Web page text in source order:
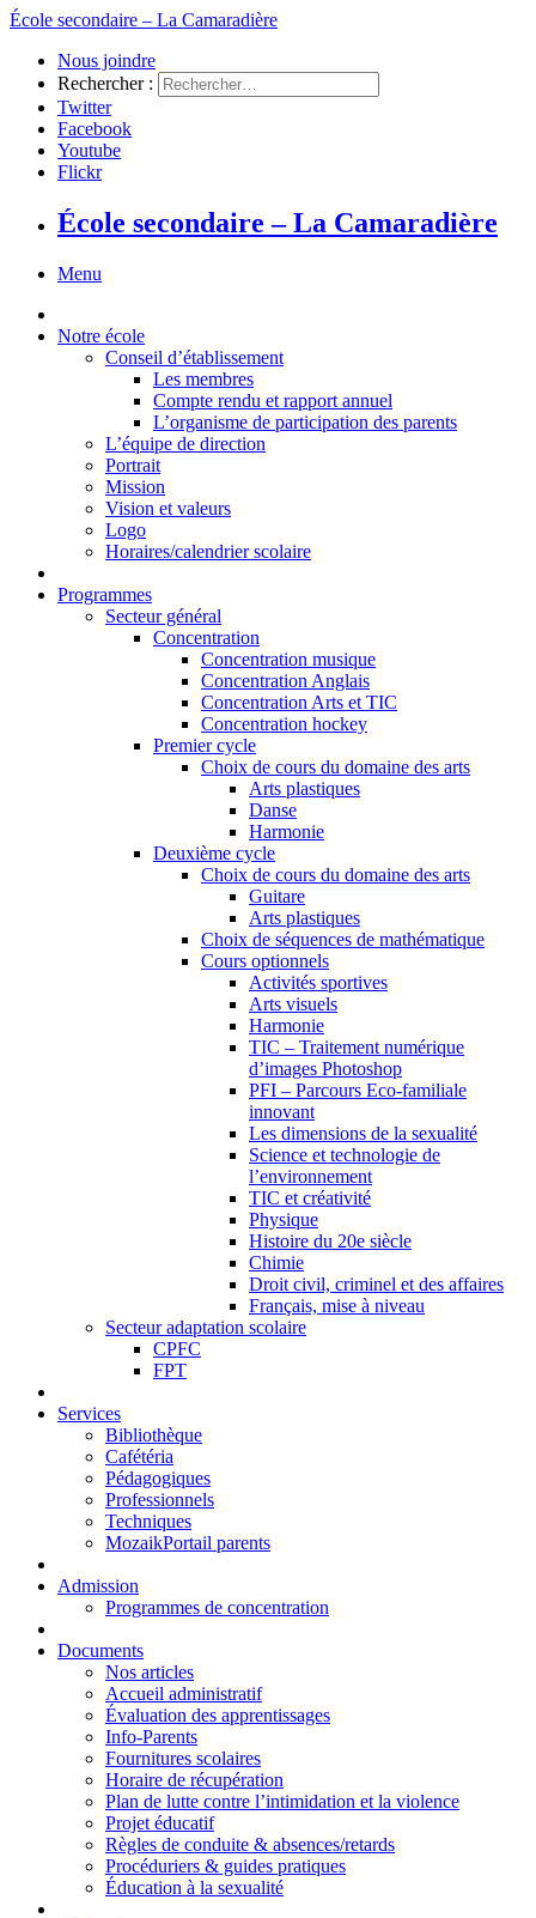
École secondaire – La Camaradière
Nous joindre
Rechercher :
Twitter
Facebook
Youtube
Flickr
École secondaire – La Camaradière
Menu
Notre école
Conseil d’établissement
Les membres
Compte rendu et rapport annuel
L’organisme de participation des parents
L’équipe de direction
Portrait
Mission
Vision et valeurs
Logo
Horaires/calendrier scolaire
Programmes
Secteur général
Concentration
Concentration musique
Concentration Anglais
Concentration Arts et TIC
Concentration hockey
Premier cycle
Choix de cours du domaine des arts
Arts plastiques
Danse
Harmonie
Deuxième cycle
Choix de cours du domaine des arts
Guitare
Arts plastiques
Choix de séquences de mathématique
Cours optionnels
Activités sportives
Arts visuels
Harmonie
TIC – Traitement numérique
d’images Photoshop
PFI – Parcours Eco-familiale
innovant
Les dimensions de la sexualité
Science et technologie de
l’environnement
TIC et créativité
Physique
Histoire du 20e siècle
Chimie
Droit civil, criminel et des affaires
Français, mise à niveau
Secteur adaptation scolaire
CPFC
FPT
Services
Bibliothèque
Cafétéria
Pédagogiques
Professionnels
Techniques
MozaikPortail parents
Admission
Programmes de concentration
Documents
Nos articles
Accueil administratif
Évaluation des apprentissages
Info-Parents
Fournitures scolaires
Horaire de récupération
Plan de lutte contre l’intimidation et la violence
Projet éducatif
Règles de conduite & absences/retards
Procéduriers & guides pratiques
Éducation à la sexualité